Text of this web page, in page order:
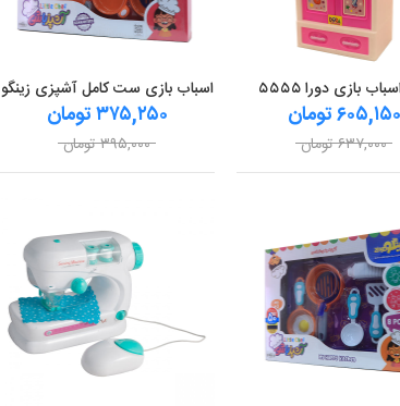
بازی دورا ۵۵۵۵
۶۰۵,۱۵۰ تومان
۶۳۷,۰۰۰ تومان
اسباب بازی ست کامل آشپزی زینگو
۳۷۵,۲۵۰ تومان
۳۹۵,۰۰۰ تومان